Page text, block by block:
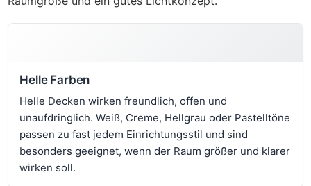
Helle Farben
Helle Decken wirken freundlich, offen und
unaufdringlich. Weiß, Creme, Hellgrau oder Pastelltöne
passen zu fast jedem Einrichtungsstil und sind
besonders geeignet, wenn der Raum größer und klarer
wirken soll.